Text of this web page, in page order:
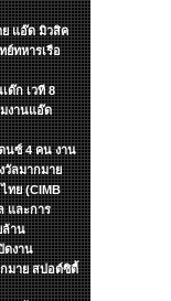
ย แอ๊ด มิวสิค
ย์ทหารเรือ
ด๊ก เวที 8
มงานแอ๊ด
นซ์ 4 คน งาน
วัลมากมาย
ทย (CIMB
และการ
ล้าน
ดงาน
มาย สปอต์ซิตื้